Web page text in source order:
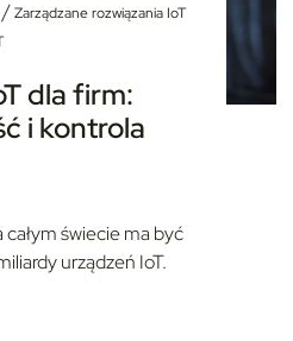
/Zarządzane rozwiązania IoT
dla firm:
i kontrola
świecie ma być
urządzeń IoT.